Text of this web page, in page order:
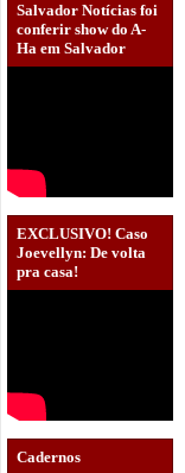
Salvador Notícias foi
conferir show do A-
Ha em Salvador
EXCLUSIVO! Caso
Joevellyn: De volta
pra casa!
Cadernos